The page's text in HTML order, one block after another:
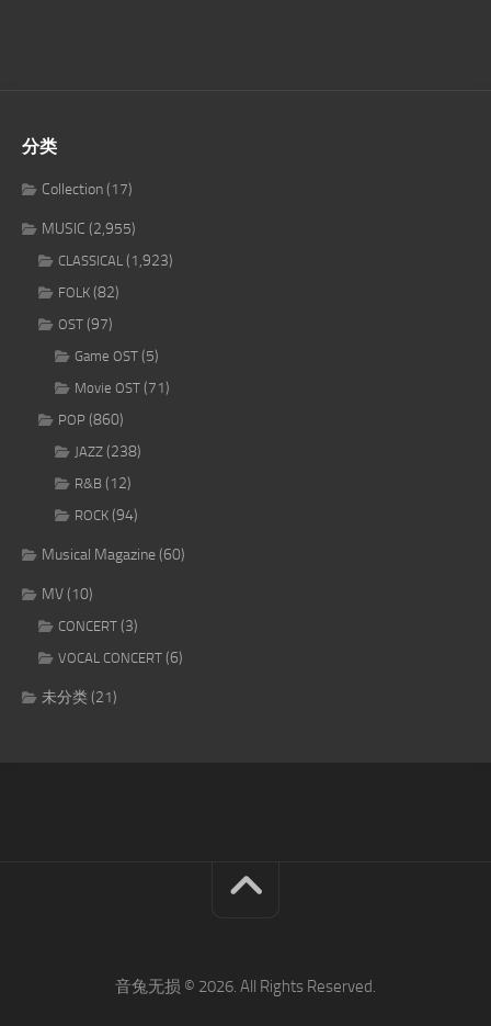
分类
Collection(17)
MUSIC (2,955)
CLASSICAL (1,923)
FOLK (82)
OST (97)
Game OST (5)
Movie OST (71)
POP (860)
JAZZ (238)
R&B (12)
ROCK (94)
Musical Magazine(60)
MV(10)
CONCERT (3)
VOCAL CONCERT (6)
未分类(21)
音兔无损 © 2026. All Rights Reserved.